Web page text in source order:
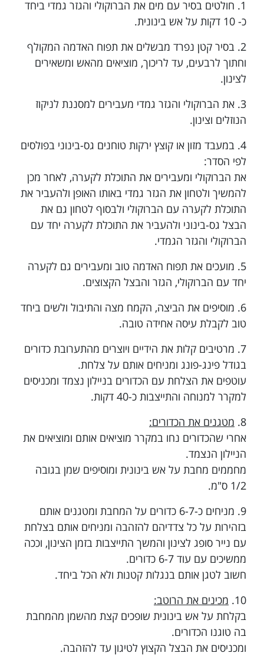
1. חולטים בסיר עם מים את הברוקולי והגזר גמדי ביחד
כ- 10 דקות על אש בינונית.
2. בסיר קטן נפרד מבשלים את תפוח האדמה המקולף
וחתוך לרבעים, עד לריכוך, מוציאים מהאש ומשאירים
לצינון.
3. את הברוקולי והגזר גמדי מעבירים למסננת לניקוז
הנוזלים וצינון.
4. במעבד מזון או קוצץ ירקות טוחנים גס-בינוני בפולסים
לפי הסדר:
את הברוקולי ומעבירים את התוכלת לקערה, לאחר מכן
להמשיך ולטחון את הגזר גמדי באותו האופן ולהעביר את
התוכלת לקערה עם הברוקולי ולבסוף לטחון גם את
הבצל גס-בינוני ולהעביר את התוכלת לקערה יחד עם
הברוקולי והגזר הגמדי.
5. מועכים את תפוח האדמה טוב ומעבירים גם לקערה
יחד עם הברוקולי, הגזר והבצל הקצוצים.
6. מוסיפים את הביצה, הקמח מצה והתיבול ולשים ביחד
טוב לקבלת עיסה אחידה טובה.
7. מרטיבים קלות את הידיים ויוצרים מהתערובת כדורים
בגודל פינג-פונג ומניחים אותם על צלחת.
עוטפים את הצלחת עם הכדורים בניילון נצמד ומכניסים
למקרר למנוחה והתייצבות כ-40 דקות.
8. מטגנים את הכדורים:
אחרי שהכדורים נחו במקרר מוציאים אותם ומוציאים את
הניילון הנצמד.
מחממים מחבת על אש בינונית ומוסיפים שמן בגובה
1/2 ס"מ.
9. מניחים כ-6-7 כדורים על המחבת ומטגנים אותם
בזהירות על כל צדדיהם להזהבה ומניחים אותם בצלחת
עם נייר סופג לצינון והמשך התייצבות בזמן הצינון, וככה
ממשיכים עם עוד 6-7 כדורים.
חשוב לטגן אותם בנגלות קטנות ולא הכל ביחד.
10. מכינים את הרוטב:
בקלחת על אש בינונית שופכים קצת מהשמן מהמחבת
בה טוגנו הכדורים.
ומכניסים את הבצל הקצוץ לטיגון עד להזהבה.